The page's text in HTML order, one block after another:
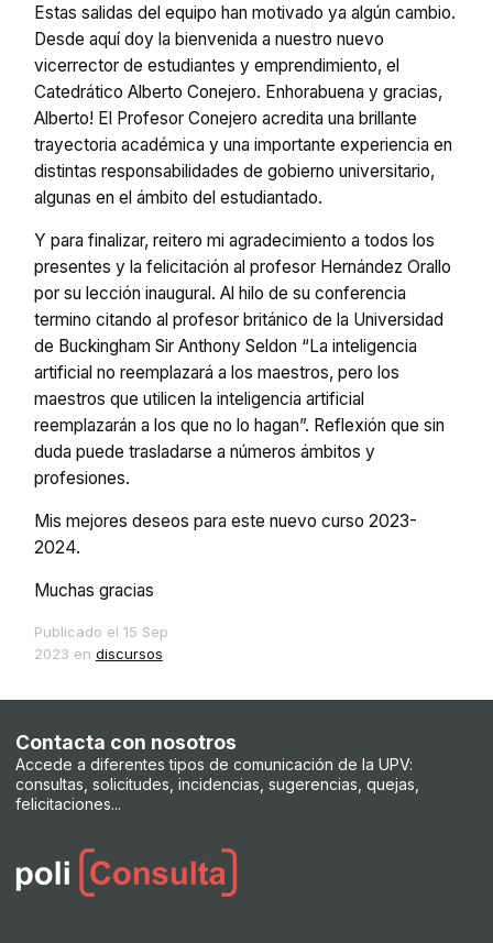
Estas salidas del equipo han motivado ya algún cambio.
Desde aquí doy la bienvenida a nuestro nuevo
vicerrector de estudiantes y emprendimiento, el
Catedrático Alberto Conejero. Enhorabuena y gracias,
Alberto! El Profesor Conejero acredita una brillante
trayectoria académica y una importante experiencia en
distintas responsabilidades de gobierno universitario,
algunas en el ámbito del estudiantado.
Y para finalizar, reitero mi agradecimiento a todos los
presentes y la felicitación al profesor Hernández Orallo
por su lección inaugural. Al hilo de su conferencia
termino citando al profesor británico de la Universidad
de Buckingham Sir Anthony Seldon “La inteligencia
artificial no reemplazará a los maestros, pero los
maestros que utilicen la inteligencia artificial
reemplazarán a los que no lo hagan”. Reflexión que sin
duda puede trasladarse a números ámbitos y
profesiones.
Mis mejores deseos para este nuevo curso 2023-
2024.
Muchas gracias
Publicado el 15 Sep
2023 en discursos
Contacta con nosotros
Accede a diferentes tipos de comunicación de la UPV:
consultas, solicitudes, incidencias, sugerencias, quejas,
felicitaciones...